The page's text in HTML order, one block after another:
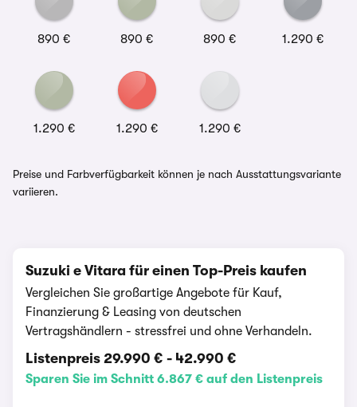
890 € 890 € 890 € 1.290 €
1.290 € 1.290 € 1.290 €
Preise und Farbverfügbarkeit können je nach Ausstattungsvariante
variieren.
Suzuki e Vitara für einen Top-Preis kaufen
Vergleichen Sie großartige Angebote für Kauf,
Finanzierung & Leasing von deutschen
Vertragshändlern - stressfrei und ohne Verhandeln.
Listenpreis 29.990 € - 42.990 €
Sparen Sie im Schnitt 6.867 € auf den Listenpreis